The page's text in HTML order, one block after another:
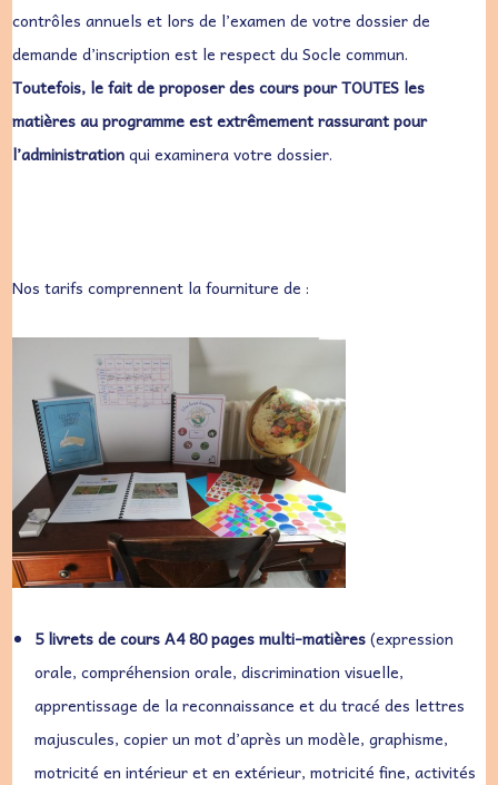
contrôles annuels et lors de l’examen de votre dossier de
demande d’inscription est le respect du Socle commun.
Toutefois, le fait de proposer des cours pour TOUTES les
matières au programme est extrêmement rassurant pour
l’administrationqui examinera votre dossier.
Nos tarifs comprennent la fourniture de :
5 livrets de cours A4 80 pages multi-matières(expression
orale, compréhension orale, discrimination visuelle,
apprentissage de la reconnaissance et du tracé des lettres
majuscules, copier un mot d’après un modèle, graphisme,
motricité en intérieur et en extérieur, motricité fine, activités